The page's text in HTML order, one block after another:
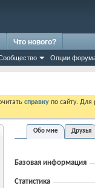
Опции
Что нового?
справку по сайту.
Обо мне Друзья
Базовая информация
Статистика